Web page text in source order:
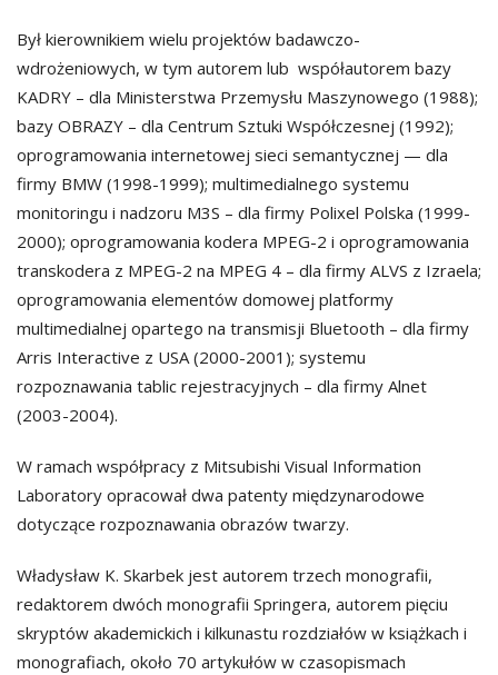
Był kierownikiem wielu projektów badawczo-
wdrożeniowych, w tym autorem lub współautorem bazy
KADRY – dla Ministerstwa Przemysłu Maszynowego (1988);
bazy OBRAZY – dla Centrum Sztuki Współczesnej (1992);
oprogramowania internetowej sieci semantycznej — dla
firmy BMW (1998-1999); multimedialnego systemu
monitoringu i nadzoru M3S – dla firmy Polixel Polska (1999-
2000); oprogramowania kodera MPEG-2 i oprogramowania
transkodera z MPEG-2 na MPEG 4 – dla firmy ALVS z Izraela;
oprogramowania elementów domowej platformy
multimedialnej opartego na transmisji Bluetooth – dla firmy
Arris Interactive z USA (2000-2001); systemu
rozpoznawania tablic rejestracyjnych – dla firmy Alnet
(2003-2004).
W ramach współpracy z Mitsubishi Visual Information
Laboratory opracował dwa patenty międzynarodowe
dotyczące rozpoznawania obrazów twarzy.
Władysław K. Skarbek jest autorem trzech monografii,
redaktorem dwóch monografii Springera, autorem pięciu
skryptów akademickich i kilkunastu rozdziałów w książkach i
monografiach, około 70 artykułów w czasopismach